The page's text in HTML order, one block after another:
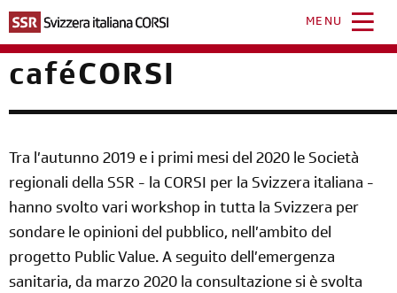
contenuto
principale
MENU
caféCORSI
Tra l’autunno 2019 e i primi mesi del 2020 le Società
regionali della SSR - la CORSI per la Svizzera italiana -
hanno svolto vari workshop in tutta la Svizzera per
sondare le opinioni del pubblico, nell’ambito del
progetto Public Value. A seguito dell’emergenza
sanitaria, da marzo 2020 la consultazione si è svolta